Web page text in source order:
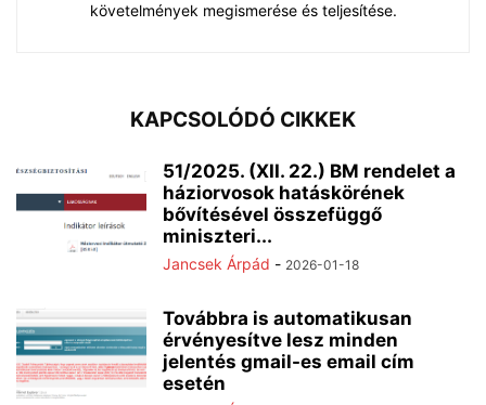
követelmények megismerése és teljesítése.
KAPCSOLÓDÓ CIKKEK
51/2025. (XII. 22.) BM rendelet a
háziorvosok hatáskörének
bővítésével összefüggő
miniszteri...
Jancsek Árpád - 2026-01-18
Továbbra is automatikusan
érvényesítve lesz minden
jelentés gmail-es email cím
esetén